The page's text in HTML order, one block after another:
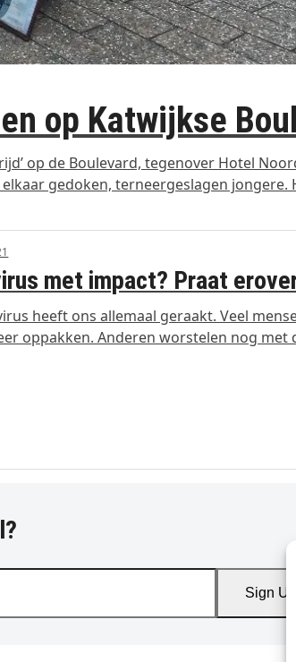
op Katwijkse
op de Boulevard, tegenover Hotel
gedoken, terneergeslagen jongere.
met impact? Praat
heeft ons allemaal geraakt. Veel
oppakken. Anderen worstelen nog met
Sign Up